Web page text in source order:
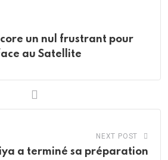
un nul frustrant pour
au Satellite
NEXT POST
a terminé sa préparation